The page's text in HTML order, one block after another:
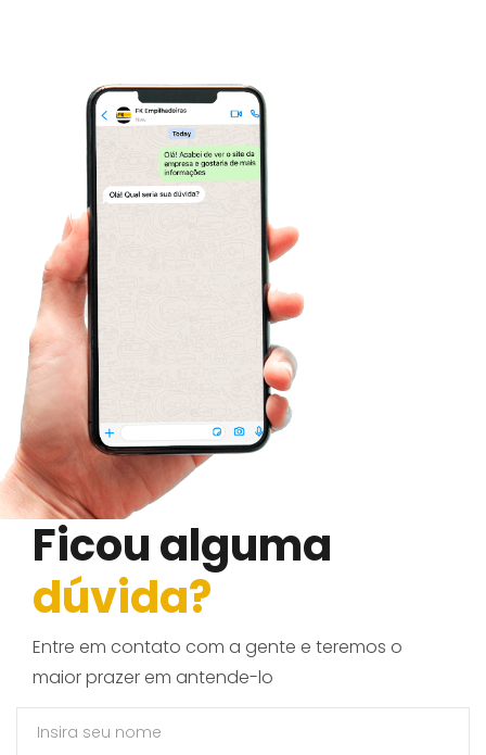
Ficou alguma
dúvida?
Entre em contato com a gente e teremos o
maior prazer em antende-lo